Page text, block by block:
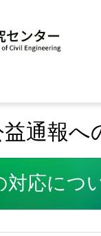
益通報へ
対応につ